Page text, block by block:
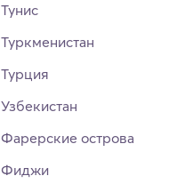
Тунис
Туркменистан
Турция
Узбекистан
Фарерские острова
Фиджи